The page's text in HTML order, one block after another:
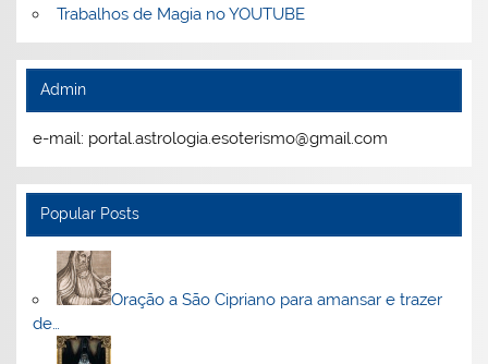
Trabalhos de Magia no YOUTUBE
Admin
e-mail: portal.astrologia.esoterismo@gmail.com
Popular Posts
Oração a São Cipriano para amansar e trazer
de…